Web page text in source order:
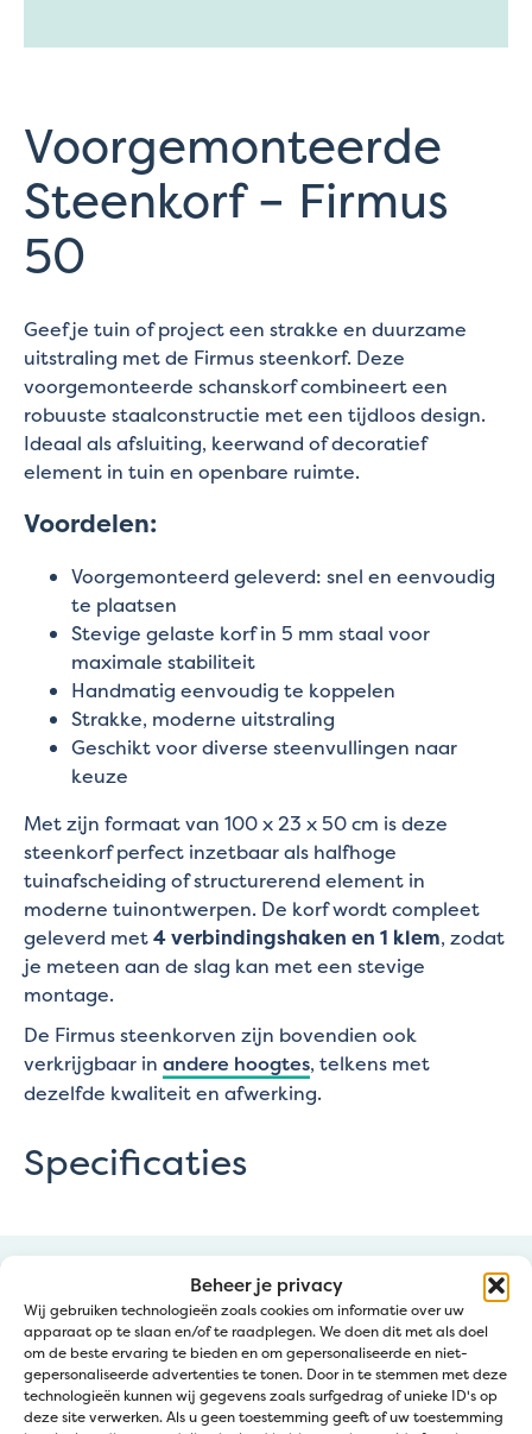
Beheer je privacy
Wij gebruiken technologieën zoals cookies om informatie over uw
apparaat op te slaan en/of te raadplegen. We doen dit met als doel
om de beste ervaring te bieden en om gepersonaliseerde en niet-
gepersonaliseerde advertenties te tonen. Door in te stemmen met deze
technologieën kunnen wij gegevens zoals surfgedrag of unieke ID's op
deze site verwerken. Als u geen toestemming geeft of uw toestemming
Voorgemonteerde
Steenkorf – Firmus
50
Geef je tuin of project een strakke en duurzame
uitstraling met de Firmus steenkorf. Deze
voorgemonteerde schanskorf combineert een
robuuste staalconstructie met een tijdloos design.
Ideaal als afsluiting, keerwand of decoratief
element in tuin en openbare ruimte.
Voordelen:
Voorgemonteerd geleverd: snel en eenvoudig
te plaatsen
Stevige gelaste korf in 5 mm staal voor
maximale stabiliteit
Handmatig eenvoudig te koppelen
Strakke, moderne uitstraling
Geschikt voor diverse steenvullingen naar
keuze
Met zijn formaat van 100 x 23 x 50 cm is deze
steenkorf perfect inzetbaar als halfhoge
tuinafscheiding of structurerend element in
moderne tuinontwerpen. De korf wordt compleet
geleverd met4 verbindingshaken en 1 klem, zodat
je meteen aan de slag kan met een stevige
montage.
De Firmus steenkorven zijn bovendien ook
verkrijgbaar in andere hoogtes, telkens met
dezelfde kwaliteit en afwerking.
Specificaties
Klantendienst